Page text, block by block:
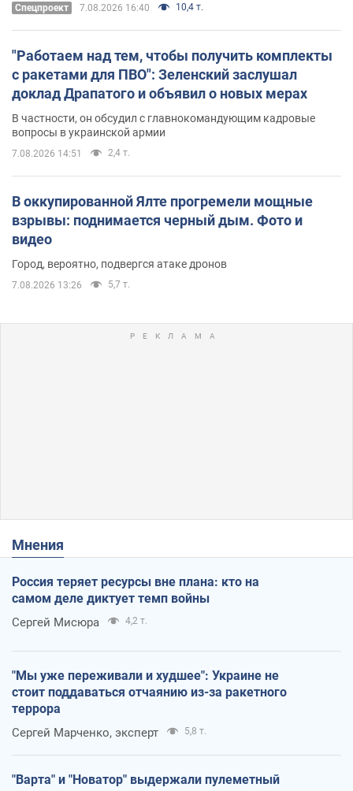
Спецпроект 7.08.2026 16:40 10,4 т.
"Работаем над тем, чтобы получить комплекты
с ракетами для ПВО": Зеленский заслушал
доклад Драпатого и объявил о новых мерах
В частности, он обсудил с главнокомандующим кадровые
вопросы в украинской армии
7.08.2026 14:51 2,4 т.
В оккупированной Ялте прогремели мощные
взрывы: поднимается черный дым. Фото и
видео
Город, вероятно, подвергся атаке дронов
7.08.2026 13:26 5,7 т.
Мнения
Россия теряет ресурсы вне плана: кто на
самом деле диктует темп войны
Сергей Мисюра 4,2 т.
"Мы уже переживали и худшее": Украине не
стоит поддаваться отчаянию из-за ракетного
террора
Сергей Марченко, эксперт 5,8 т.
"Варта" и "Новатор" выдержали пулеметный